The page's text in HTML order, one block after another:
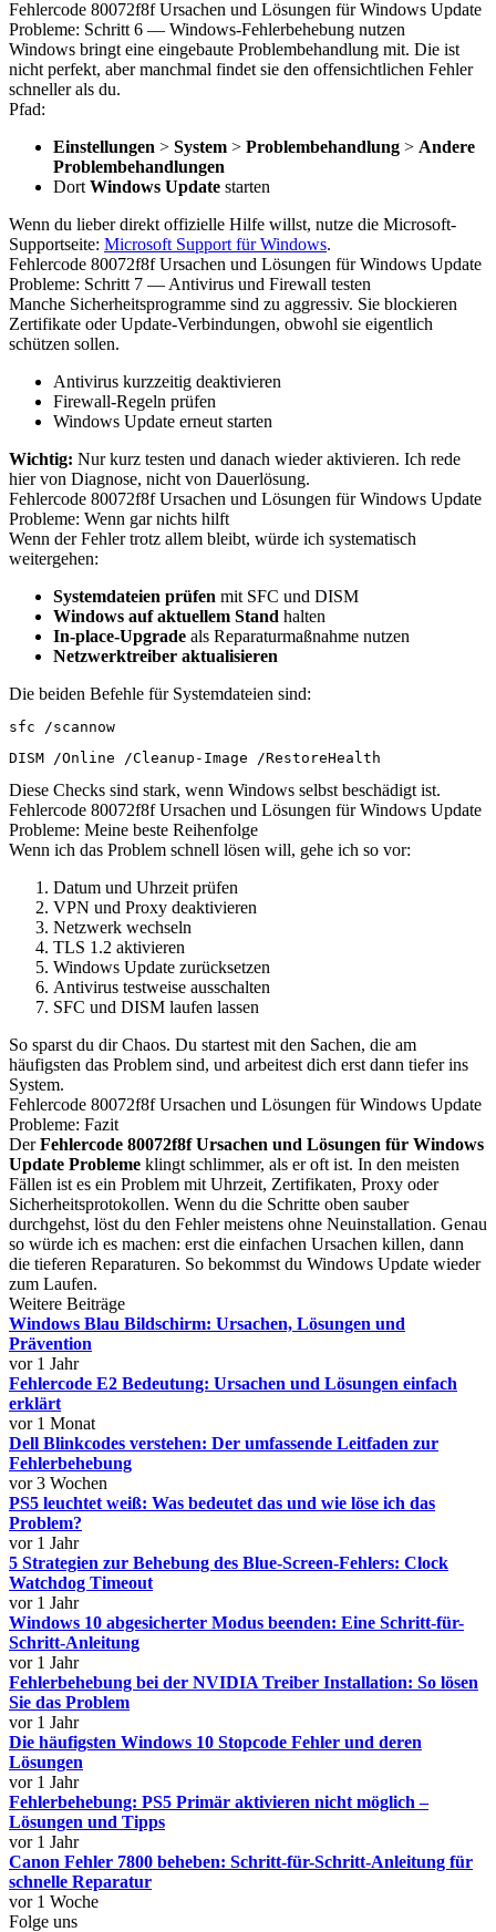
Fehlercode 80072f8f Ursachen und Lösungen für Windows Update
Probleme: Schritt 6 — Windows-Fehlerbehebung nutzen
Windows bringt eine eingebaute Problembehandlung mit. Die ist
nicht perfekt, aber manchmal findet sie den offensichtlichen Fehler
schneller als du.
Pfad:
Einstellungen > System > Problembehandlung > Andere
Problembehandlungen
Dort Windows Update starten
Wenn du lieber direkt offizielle Hilfe willst, nutze die Microsoft-
Supportseite: Microsoft Support für Windows.
Fehlercode 80072f8f Ursachen und Lösungen für Windows Update
Probleme: Schritt 7 — Antivirus und Firewall testen
Manche Sicherheitsprogramme sind zu aggressiv. Sie blockieren
Zertifikate oder Update-Verbindungen, obwohl sie eigentlich
schützen sollen.
Antivirus kurzzeitig deaktivieren
Firewall-Regeln prüfen
Windows Update erneut starten
Wichtig: Nur kurz testen und danach wieder aktivieren. Ich rede
hier von Diagnose, nicht von Dauerlösung.
Fehlercode 80072f8f Ursachen und Lösungen für Windows Update
Probleme: Wenn gar nichts hilft
Wenn der Fehler trotz allem bleibt, würde ich systematisch
weitergehen:
Systemdateien prüfen mit SFC und DISM
Windows auf aktuellem Stand halten
In-place-Upgrade als Reparaturmaßnahme nutzen
Netzwerktreiber aktualisieren
Die beiden Befehle für Systemdateien sind:
sfc /scannow
DISM /Online /Cleanup-Image /RestoreHealth
Diese Checks sind stark, wenn Windows selbst beschädigt ist.
Fehlercode 80072f8f Ursachen und Lösungen für Windows Update
Probleme: Meine beste Reihenfolge
Wenn ich das Problem schnell lösen will, gehe ich so vor:
Datum und Uhrzeit prüfen
VPN und Proxy deaktivieren
Netzwerk wechseln
TLS 1.2 aktivieren
Windows Update zurücksetzen
Antivirus testweise ausschalten
SFC und DISM laufen lassen
So sparst du dir Chaos. Du startest mit den Sachen, die am
häufigsten das Problem sind, und arbeitest dich erst dann tiefer ins
System.
Fehlercode 80072f8f Ursachen und Lösungen für Windows Update
Probleme: Fazit
DerFehlercode 80072f8f Ursachen und Lösungen für Windows
Update Probleme klingt schlimmer, als er oft ist. In den meisten
Fällen ist es ein Problem mit Uhrzeit, Zertifikaten, Proxy oder
Sicherheitsprotokollen. Wenn du die Schritte oben sauber
durchgehst, löst du den Fehler meistens ohne Neuinstallation. Genau
so würde ich es machen: erst die einfachen Ursachen killen, dann
die tieferen Reparaturen. So bekommst du Windows Update wieder
zum Laufen.
Weitere Beiträge
Windows Blau Bildschirm: Ursachen, Lösungen und
Prävention
vor 1 Jahr
Fehlercode E2 Bedeutung: Ursachen und Lösungen einfach
erklärt
vor 1 Monat
Dell Blinkcodes verstehen: Der umfassende Leitfaden zur
Fehlerbehebung
vor 3 Wochen
PS5 leuchtet weiß: Was bedeutet das und wie löse ich das
Problem?
vor 1 Jahr
5 Strategien zur Behebung des Blue-Screen-Fehlers: Clock
Watchdog Timeout
vor 1 Jahr
Windows 10 abgesicherter Modus beenden: Eine Schritt-für-
Schritt-Anleitung
vor 1 Jahr
Fehlerbehebung bei der NVIDIA Treiber Installation: So lösen
Sie das Problem
vor 1 Jahr
Die häufigsten Windows 10 Stopcode Fehler und deren
Lösungen
vor 1 Jahr
Fehlerbehebung: PS5 Primär aktivieren nicht möglich –
Lösungen und Tipps
vor 1 Jahr
Canon Fehler 7800 beheben: Schritt-für-Schritt-Anleitung für
schnelle Reparatur
vor 1 Woche
Folge uns